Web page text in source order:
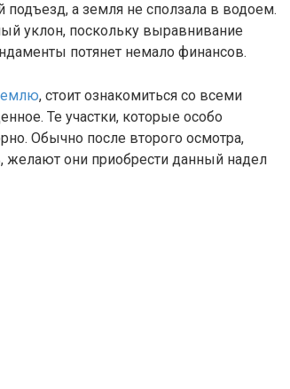
а земля не сползала в водоем.
уклон, поскольку выравнивание
потянет немало финансов.
, стоит ознакомиться со всеми
Те участки, которые особо
Обычно после второго осмотра,
желают они приобрести данный надел